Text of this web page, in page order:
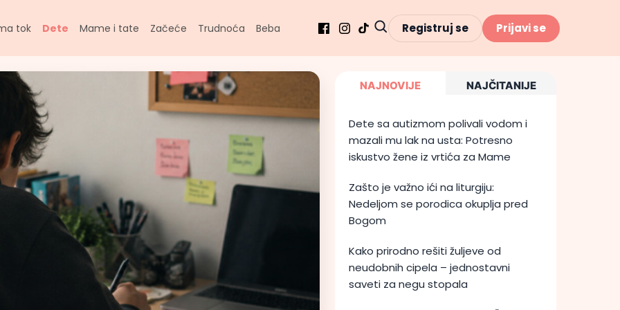
tok Dete Mame i tate Začeće Trudnoća Beba Registruj se Prijavi se
NAJNOVIJE NAJČITANIJE
Dete sa autizmom polivali vodom i
mazali mu lak na usta: Potresno
iskustvo žene iz vrtića za Mame
Zašto je važno ići na liturgiju:
Nedeljom se porodica okuplja pred
Bogom
Kako prirodno rešiti žuljeve od
neudobnih cipela – jednostavni
saveti za negu stopala